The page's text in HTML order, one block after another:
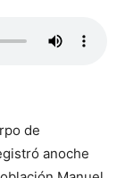
de
anoche